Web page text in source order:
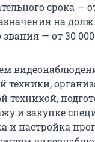
срока —
на
— от 30
техники,
техникой,
и закупке
и настройка